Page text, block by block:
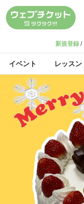
新規登録 /
イベント レッスン